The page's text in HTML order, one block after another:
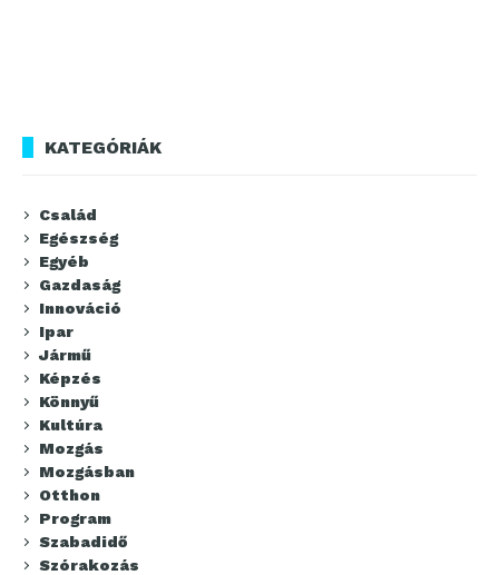
KATEGÓRIÁK
Család
Egészség
Egyéb
Gazdaság
Innováció
Ipar
Jármű
Képzés
Könnyű
Kultúra
Mozgás
Mozgásban
Otthon
Program
Szabadidő
Szórakozás